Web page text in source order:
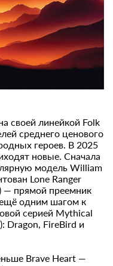
своей линейкой Folk
среднего ценового
героев. В 2025
новые. Сначала
модель William
Lone Ranger
— прямой преемник
одним шагом к
серией Mythical
Dragon, FireBird и
Brave Heart —